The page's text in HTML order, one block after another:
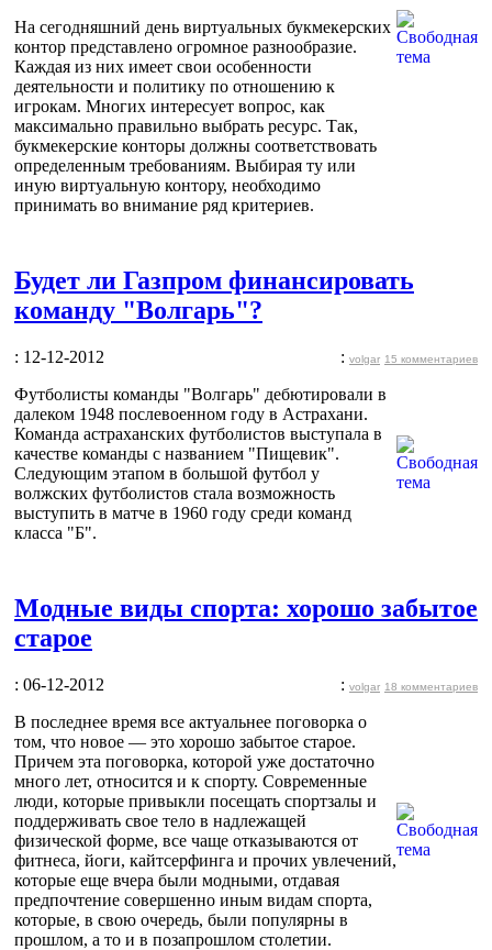
На сегодняшний день виртуальных букмекерских
контор представлено огромное разнообразие.
Каждая из них имеет свои особенности
деятельности и политику по отношению к
игрокам. Многих интересует вопрос, как
максимально правильно выбрать ресурс. Так,
букмекерские конторы должны соответствовать
определенным требованиям. Выбирая ту или
иную виртуальную контору, необходимо
принимать во внимание ряд критериев.
Будет ли Газпром финансировать
команду "Волгарь"?
: 12-12-2012 : volgar 15 комментариев
Футболисты команды "Волгарь" дебютировали в
далеком 1948 послевоенном году в Астрахани.
Команда астраханских футболистов выступала в
качестве команды с названием "Пищевик".
Следующим этапом в большой футбол у
волжских футболистов стала возможность
выступить в матче в 1960 году среди команд
класса "Б".
Модные виды спорта: хорошо забытое
старое
: 06-12-2012 : volgar 18 комментариев
В последнее время все актуальнее поговорка о
том, что новое — это хорошо забытое старое.
Причем эта поговорка, которой уже достаточно
много лет, относится и к спорту. Современные
люди, которые привыкли посещать спортзалы и
поддерживать свое тело в надлежащей
физической форме, все чаще отказываются от
фитнеса, йоги, кайтсерфинга и прочих увлечений,
которые еще вчера были модными, отдавая
предпочтение совершенно иным видам спорта,
которые, в свою очередь, были популярны в
прошлом, а то и в позапрошлом столетии.